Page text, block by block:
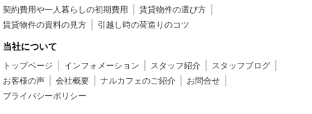
契約費用や一人暮らしの初期費用
賃貸物件の選び方
賃貸物件の資料の見方
引越し時の荷造りのコツ
当社について
トップページ インフォメーション スタッフ紹介
スタッフブログ
お客様の声
会社概要 ナルカフェのご紹介
お問合せ
プライバシーポリシー